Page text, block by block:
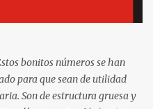
bonitos números se han
para que sean de utilidad
Son de estructura gruesa y